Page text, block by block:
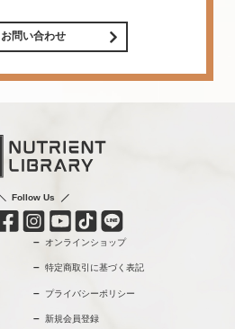
お問い合わせ
Follow Us
オンラインショップ
特定商取引に基づく表記
プライバシーポリシー
新規会員登録